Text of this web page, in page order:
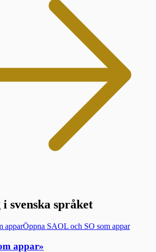
svenska språket
Öppna SAOL och SO som appar
appar»